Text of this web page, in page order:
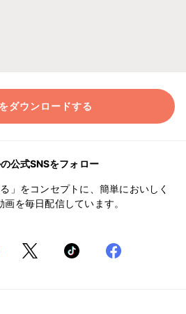
ダウンロードする
公式SNSをフォロー
」をコンセプトに、簡単においしく
を毎日配信しています。